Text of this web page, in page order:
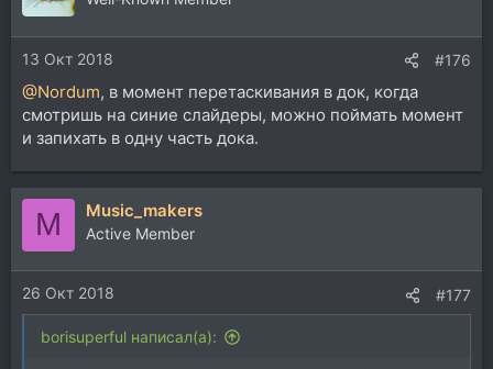
13 Окт 2018 #176
@Nordum, в момент перетаскивания в док, когда
смотришь на синие слайдеры, можно поймать момент
и запихать в одну часть дока.
M Music_makers
Active Member
26 Окт 2018 #177
borisuperful написал(а):